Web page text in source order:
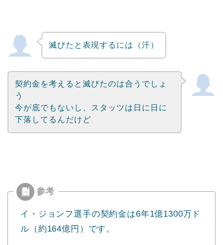
滅びたと表現するには（汗）
契約金を考えると滅びたのは合うでしょ
う
今が底でもないし、スタッツは日に日に
下落してるんだけど
イ・ジョンフ選手の契約金は6年1億1300万ド
ル（約164億円）です。